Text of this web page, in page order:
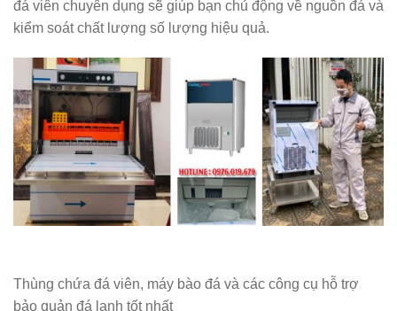
đá viên chuyên dụng sẽ giúp bạn chủ động về nguồn đá và
kiểm soát chất lượng số lượng hiệu quả.
Thùng chứa đá viên, máy bào đá và các công cụ hỗ trợ
bảo quản đá lạnh tốt nhất